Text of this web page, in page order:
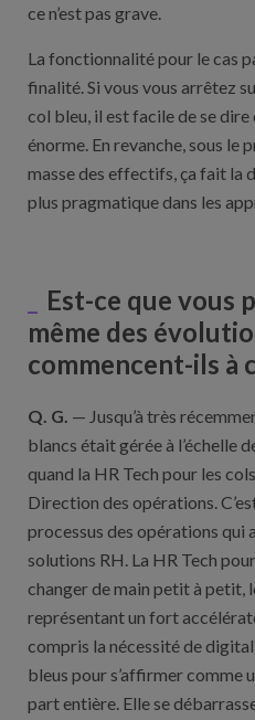
ce n’est pas grave.
La fonctionnalité pour le cas
finalité. Si vous vous arrêtez
col bleu, il est facile de se dire
énorme. En revanche, sous le
masse des effectifs, ça fait la
plus pragmatique dans les
Est-ce que vous
même des
commencent-ils à
Q. G. — Jusqu’à très
blancs était gérée à l’échelle
quand la HR Tech pour les
Direction des opérations.
processus des opérations qui
solutions RH. La HR Tech
changer de main petit à petit,
représentant un fort
compris la nécessité de
bleus pour s’affirmer comme
part entière. Elle se